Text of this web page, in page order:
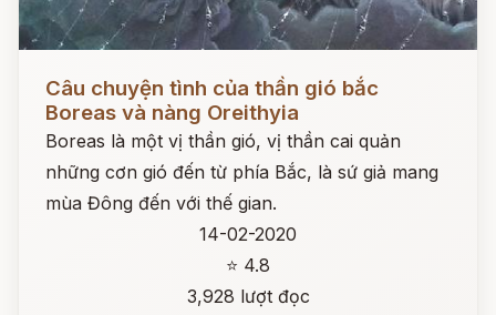
Câu chuyện tình của thần gió bắc
Boreas và nàng Oreithyia
Boreas là một vị thần gió, vị thần cai quản
những cơn gió đến từ phía Bắc, là sứ giả mang
mùa Đông đến với thế gian.
14-02-2020
⭐ 4.8
3,928 lượt đọc